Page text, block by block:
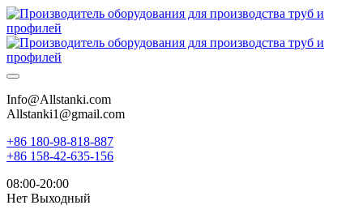
Info@Allstanki.com
Allstanki1@gmail.com
+86 180-98-818-887
+86 158-42-635-156
08:00-20:00
Нет Выходный